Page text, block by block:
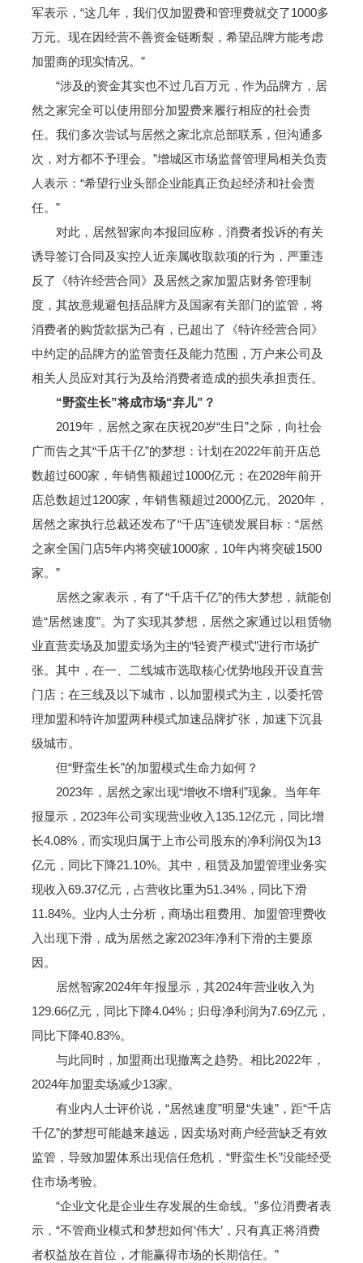
军表示，“这几年，我们仅加盟费和管理费就交了1000多
万元。现在因经营不善资金链断裂，希望品牌方能考虑
加盟商的现实情况。”
“涉及的资金其实也不过几百万元，作为品牌方，居
然之家完全可以使用部分加盟费来履行相应的社会责
任。我们多次尝试与居然之家北京总部联系，但沟通多
次，对方都不予理会。”增城区市场监督管理局相关负责
人表示：“希望行业头部企业能真正负起经济和社会责
任。”
对此，居然智家向本报回应称，消费者投诉的有关
诱导签订合同及实控人近亲属收取款项的行为，严重违
反了《特许经营合同》及居然之家加盟店财务管理制
度，其故意规避包括品牌方及国家有关部门的监管，将
消费者的购货款据为己有，已超出了《特许经营合同》
中约定的品牌方的监管责任及能力范围，万户来公司及
相关人员应对其行为及给消费者造成的损失承担责任。
“野蛮生长”将成市场“弃儿”？
2019年，居然之家在庆祝20岁“生日”之际，向社会
广而告之其“千店千亿”的梦想：计划在2022年前开店总
数超过600家，年销售额超过1000亿元；在2028年前开
店总数超过1200家，年销售额超过2000亿元。2020年，
居然之家执行总裁还发布了“千店”连锁发展目标：“居然
之家全国门店5年内将突破1000家，10年内将突破1500
家。”
居然之家表示，有了“千店千亿”的伟大梦想，就能创
造“居然速度”。为了实现其梦想，居然之家通过以租赁物
业直营卖场及加盟卖场为主的“轻资产模式”进行市场扩
张。其中，在一、二线城市选取核心优势地段开设直营
门店；在三线及以下城市，以加盟模式为主，以委托管
理加盟和特许加盟两种模式加速品牌扩张，加速下沉县
级城市。
但“野蛮生长”的加盟模式生命力如何？
2023年，居然之家出现“增收不增利”现象。当年年
报显示，2023年公司实现营业收入135.12亿元，同比增
长4.08%，而实现归属于上市公司股东的净利润仅为13
亿元，同比下降21.10%。其中，租赁及加盟管理业务实
现收入69.37亿元，占营收比重为51.34%，同比下滑
11.84%。业内人士分析，商场出租费用、加盟管理费收
入出现下滑，成为居然之家2023年净利下滑的主要原
因。
居然智家2024年年报显示，其2024年营业收入为
129.66亿元，同比下降4.04%；归母净利润为7.69亿元，
同比下降40.83%。
与此同时，加盟商出现撤离之趋势。相比2022年，
2024年加盟卖场减少13家。
有业内人士评价说，“居然速度”明显“失速”，距“千店
千亿”的梦想可能越来越远，因卖场对商户经营缺乏有效
监管，导致加盟体系出现信任危机，“野蛮生长”没能经受
住市场考验。
“企业文化是企业生存发展的生命线。”多位消费者表
示，“不管商业模式和梦想如何‘伟大’，只有真正将消费
者权益放在首位，才能赢得市场的长期信任。”